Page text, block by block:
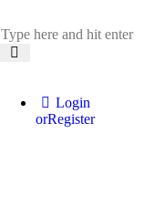
Login
orRegister